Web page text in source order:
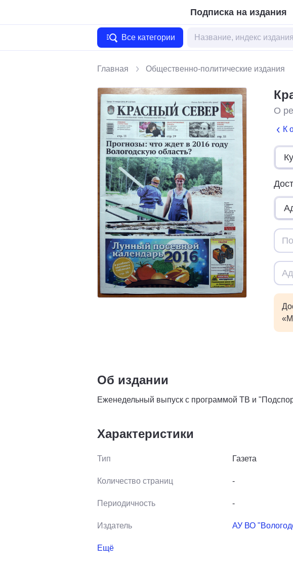
Подписка на издания
Все категории
Главная Общественно-политические издания
О
К
Об издании
Еженедельный выпуск с программой ТВ и
Характеристики
Тип Газета
Количество страниц -
Периодичность -
Издатель АУ ВО
Ещё